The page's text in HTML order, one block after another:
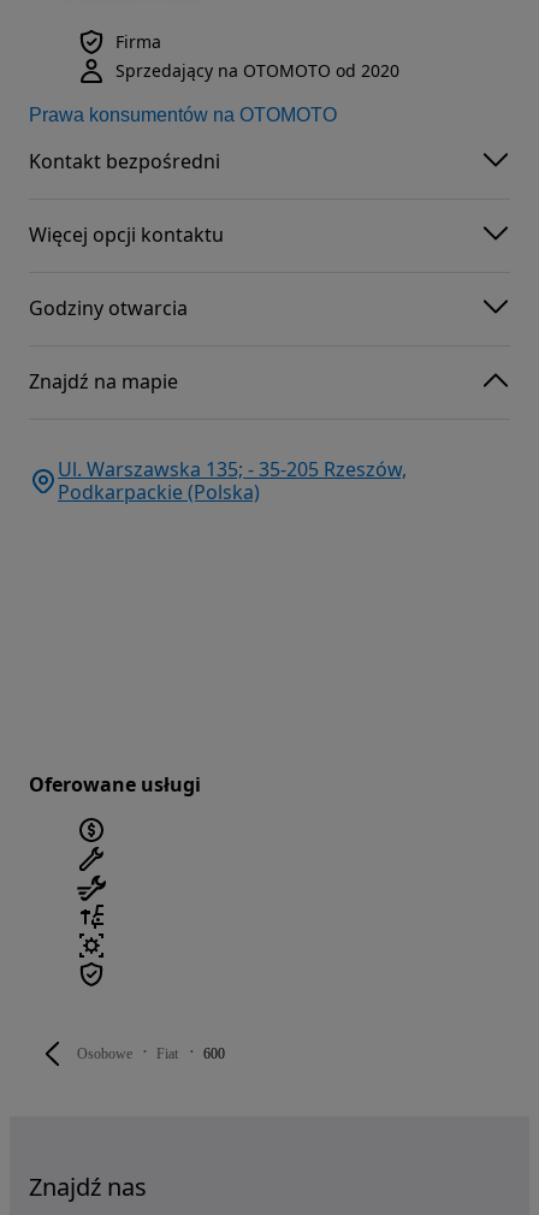
Osobowe Fiat 600
Firma
Sprzedający na OTOMOTO od 2020
Prawa konsumentów na OTOMOTO
Kontakt bezpośredni
Więcej opcji kontaktu
Godziny otwarcia
Znajdź na mapie
Ul. Warszawska 135; - 35-205 Rzeszów,
Podkarpackie (Polska)
Oferowane usługi
Znajdź nas